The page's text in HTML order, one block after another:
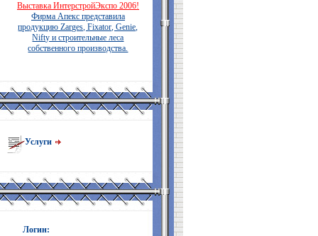
Выставка ИнтерстройЭкспо 2006!
Фирма Апекс представила
продукцию Zarges, Fixator, Genie,
Nifty и строительные леса
собственного производства.
Услуги
Логин: